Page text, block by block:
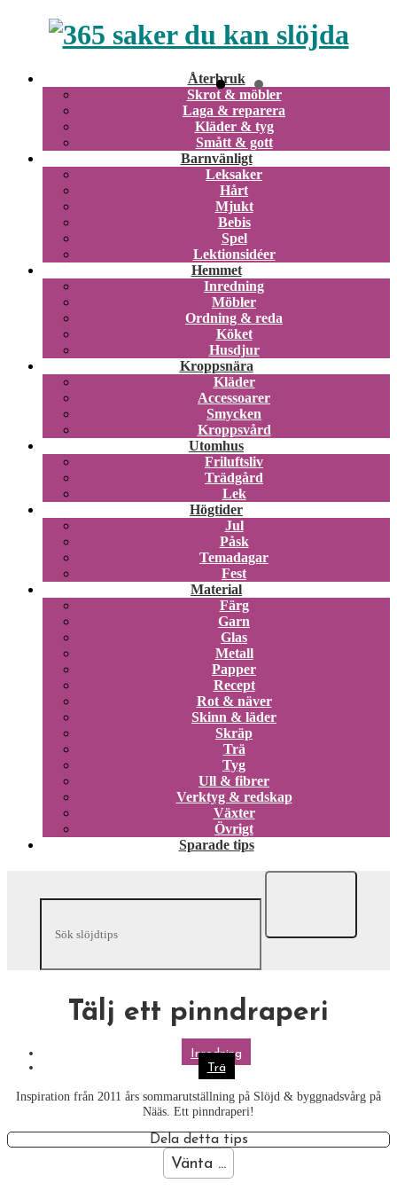
Återbruk
Skrot & möbler
Laga & reparera
Kläder & tyg
Smått & gott
Barnvänligt
Leksaker
Hårt
Mjukt
Bebis
Spel
Lektionsidéer
Hemmet
Inredning
Möbler
Ordning & reda
Köket
Husdjur
Kroppsnära
Kläder
Accessoarer
Smycken
Kroppsvård
Utomhus
Friluftsliv
Trädgård
Lek
Högtider
Jul
Påsk
Temadagar
Fest
Material
Färg
Garn
Glas
Metall
Papper
Recept
Rot & näver
Skinn & läder
Skräp
Trä
Tyg
Ull & fibrer
Verktyg & redskap
Växter
Övrigt
Sparade tips
Tälj ett pinndraperi
Inredning
Trä
Inspiration från 2011 års sommarutställning på Slöjd & byggnadsvårg på
Nääs. Ett pinndraperi!
Dela detta tips
Vänta ...